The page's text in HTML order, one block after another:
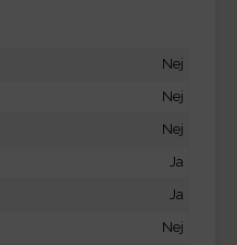
Nej
Nej
Nej
Ja
Ja
Nej